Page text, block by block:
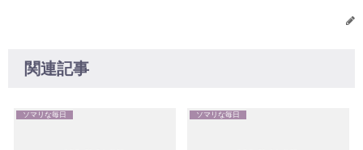
関連記事
ソマリな毎日 ソマリな毎日